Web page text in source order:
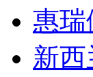
惠瑞
新